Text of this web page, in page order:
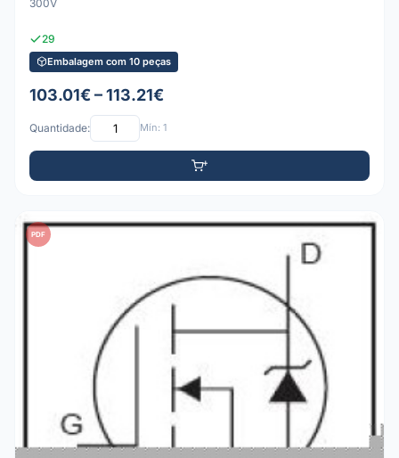
300V
29
Embalagem com 10 peças
103.01€ – 113.21€
Quantidade: Mín: 1
PDF